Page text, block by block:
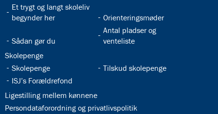
32.28:
Et trygt og langt skoleliv
begynder her
32.29:
Orienteringsmøder
32.30:
Sådan gør du
32.31:
Antal pladser og
venteliste
32.32:
Skolepenge
32.33:
Skolepenge 32.34:
Tilskud skolepenge
32.35:
ISJ’s Forældrefond
32.36:
Ligestilling mellem kønnene
32.37:
Persondataforordning og privatlivspolitik